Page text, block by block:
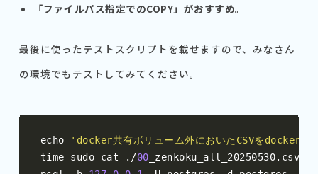
「ファイルパス指定でのCOPY」がおすすめ。
最後に使ったテストスクリプトを載せますので、みなさん
の環境でもテストしてみてください。
echo
'docker共有ボリューム外においたCSVをdocker
time sudo cat
./00 _zenkoku_all_20250530. csv